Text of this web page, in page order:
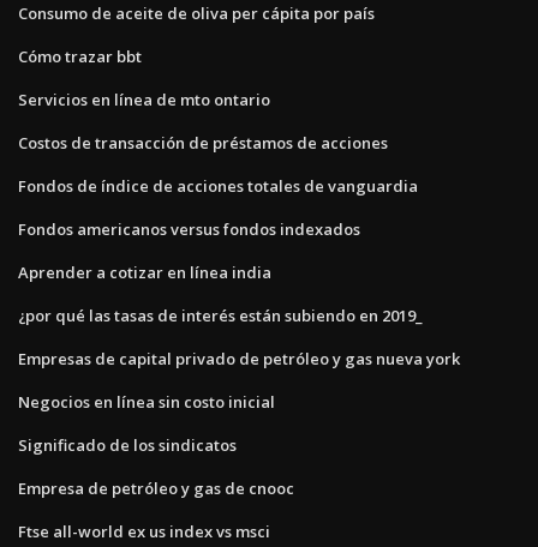
Consumo de aceite de oliva per cápita por país
Cómo trazar bbt
Servicios en línea de mto ontario
Costos de transacción de préstamos de acciones
Fondos de índice de acciones totales de vanguardia
Fondos americanos versus fondos indexados
Aprender a cotizar en línea india
¿por qué las tasas de interés están subiendo en 2019_
Empresas de capital privado de petróleo y gas nueva york
Negocios en línea sin costo inicial
Significado de los sindicatos
Empresa de petróleo y gas de cnooc
Ftse all-world ex us index vs msci